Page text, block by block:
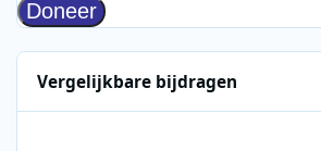
Vergelijkbare bijdragen